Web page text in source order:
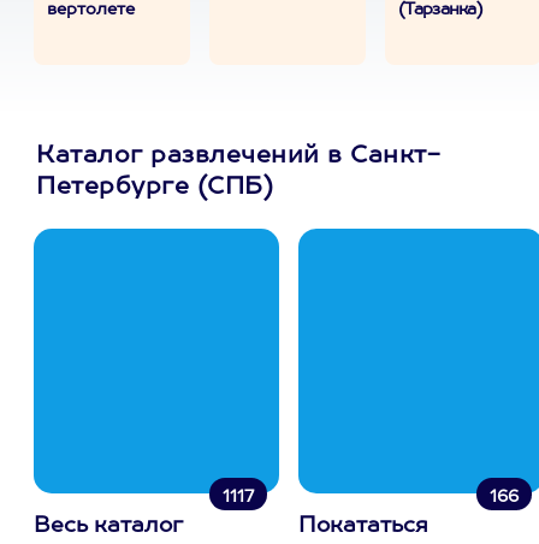
вертолете
(Тарзанка)
Каталог развлечений в Санкт-
Петербурге (СПБ)
1117
Весь каталог
166
Покататься